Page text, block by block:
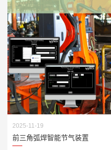
2025-11-19
前三角弧焊智能节气装置